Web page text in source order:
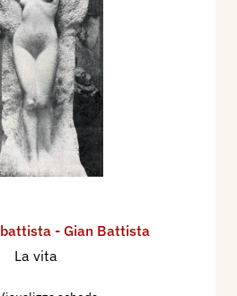
- Gian Battista
La vita